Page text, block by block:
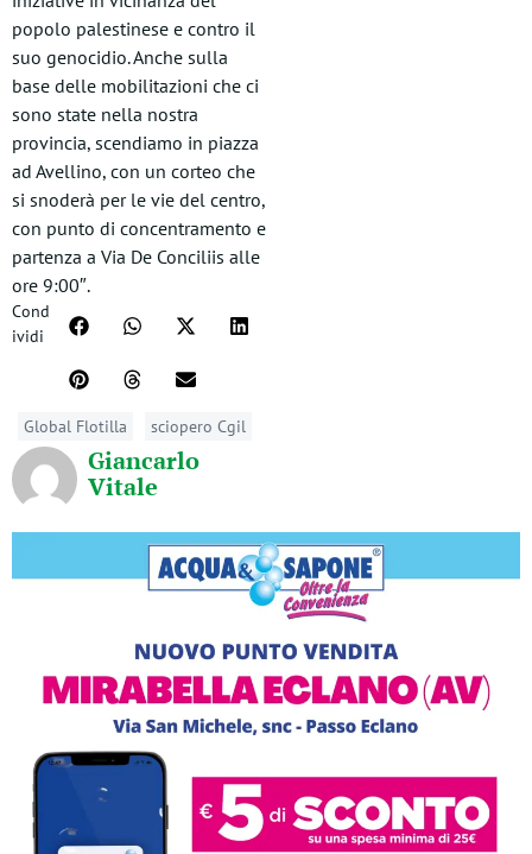
popolo palestinese e contro il
suo genocidio. Anche sulla
base delle mobilitazioni che ci
sono state nella nostra
provincia, scendiamo in piazza
ad Avellino, con un corteo che
si snoderà per le vie del centro,
con punto di concentramento e
partenza a Via De Conciliis alle
ore 9:00″.
Cond
ividi
Global Flotilla sciopero Cgil
Giancarlo
Vitale